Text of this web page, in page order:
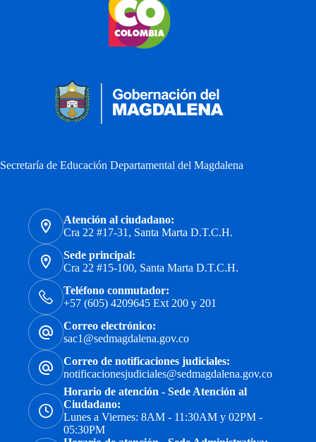
Secretaría de Educación Departamental del Magdalena
Atención al ciudadano:
Cra 22 #17-31, Santa Marta D.T.C.H.
Sede principal:
Cra 22 #15-100, Santa Marta D.T.C.H.
Teléfono conmutador:
+57 (605) 4209645 Ext 200 y 201
Correo electrónico:
sac1@sedmagdalena.gov.co
Correo de notificaciones judiciales:
notificacionesjudiciales@sedmagdalena.gov.co
Horario de atención - Sede Atención al
Ciudadano:
Lunes a Viernes: 8AM - 11:30AM y 02PM -
05:30PM